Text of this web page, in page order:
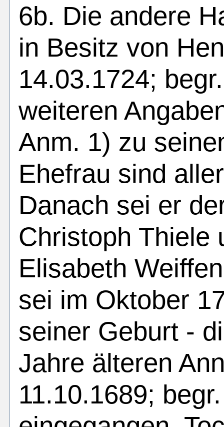
6b. Die andere
in Besitz von
14.03.1724;
weiteren
Anm. 1) zu
Ehefrau sind
Danach sei er
Christoph Thiele
Elisabeth
sei im Oktober
seiner Geburt -
Jahre älteren
11.10.1689;